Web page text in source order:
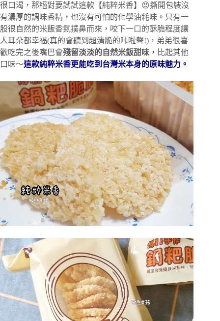
很口渴，那絕對要試試這款【純粹米香】😍撕開包裝沒
有濃厚的調味香精，也沒有可怕的化學油耗味。只有一
股很自然的米飯香氣撲鼻而來，咬下一口的酥脆程度讓
人耳朵都幸福(真的會聽到超清脆的咔啦聲!)，弟弟很喜
歡吃完之後嘴巴會殘留淡淡的自然米飯甜味， 比起其他
口味～這款純粹米香更能吃到台灣米本身的原味魅力。